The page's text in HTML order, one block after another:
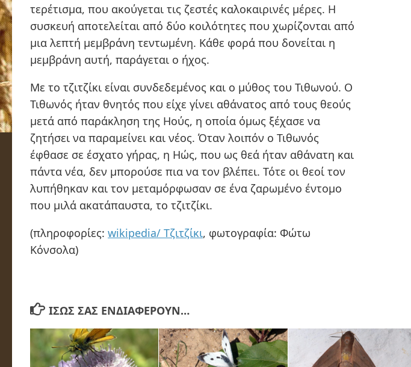
τερέτισμα, που ακούγεται τις ζεστές καλοκαιρινές μέρες. Η
συσκευή αποτελείται από δύο κοιλότητες που χωρίζονται από
μια λεπτή μεμβράνη τεντωμένη. Κάθε φορά που δονείται η
μεμβράνη αυτή, παράγεται ο ήχος.
Με το τζιτζίκι είναι συνδεδεμένος και ο μύθος του Τιθωνού. Ο
Τιθωνός ήταν θνητός που είχε γίνει αθάνατος από τους θεούς
μετά από παράκληση της Ηούς, η οποία όμως ξέχασε να
ζητήσει να παραμείνει και νέος. Όταν λοιπόν ο Τιθωνός
έφθασε σε έσχατο γήρας, η Ηώς, που ως θεά ήταν αθάνατη και
πάντα νέα, δεν μπορούσε πια να τον βλέπει. Τότε οι θεοί τον
λυπήθηκαν και τον μεταμόρφωσαν σε ένα ζαρωμένο έντομο
που μιλά ακατάπαυστα, το τζιτζίκι.
(πληροφορίες: wikipedia/ Τζιτζίκι, φωτογραφία: Φώτω
Κόνσολα)
ΊΣΩΣ ΣΑΣ ΕΝΔΙΑΦΈΡΟΥΝ…